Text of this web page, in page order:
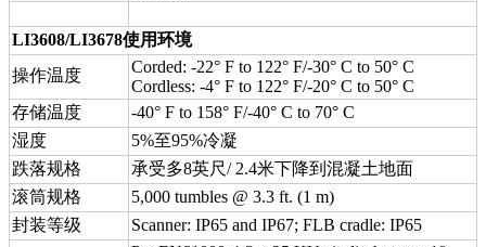
LI3608/LI3678使用环境
操作温度
Corded: -22° F to 122° F/-30° C to 50° C
Cordless: -4° F to 122° F/-20° C to 50° C
存储温度
-40° F to 158° F/-40° C to 70° C
湿度
5%至95%冷凝
跌落规格
承受多8英尺/ 2.4米下降到混凝土地面
滚筒规格
5,000 tumbles @ 3.3 ft. (1 m)
封装等级
Scanner: IP65 and IP67; FLB cradle: IP65